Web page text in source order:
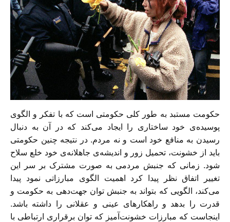
حکومت مستبد به طور کلی حکومتی است که با تفکر و الگوی
پوسیده‌ی خود ساختاری را ایجاد می‌کند که در آن به دنبال
رسیدن به منافع خود است و نه مردم. در نتیجه چنین حکومتی
باید از خشونت، تحمیل زور و اندیشه‌ی جاهلانه‌ی خود خلع سلاح
شود. زمانی که جنبش مردمی به صورت مشترک بر سر این
تغییر اتفاق نظر پیدا کرد اهمیت الگوی مبارزاتی نمود پیدا
می‌کند، الگویی که بتواند به جنبش توان جهت‌دهی به حکومت و
قدرت را بدهد و راهکارهای عینی و عقلانی را داشته باشد.
اینجاست که مبارزات خشونت‌آمیز که توان برقراری ارتباطی با